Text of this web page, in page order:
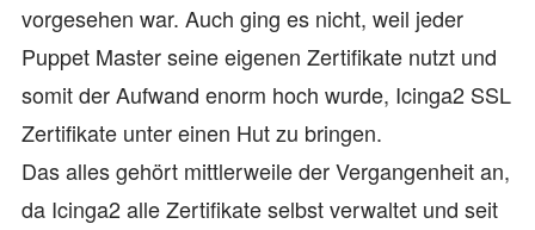
vorgesehen war. Auch ging es nicht, weil jeder
Puppet Master seine eigenen Zertifikate nutzt und
somit der Aufwand enorm hoch wurde, Icinga2 SSL
Zertifikate unter einen Hut zu bringen.
Das alles gehört mittlerweile der Vergangenheit an,
da Icinga2 alle Zertifikate selbst verwaltet und seit